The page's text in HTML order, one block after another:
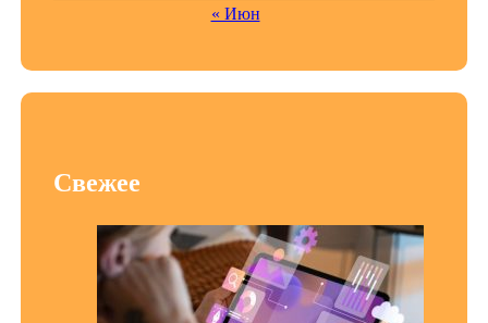
« Июн
Свежее